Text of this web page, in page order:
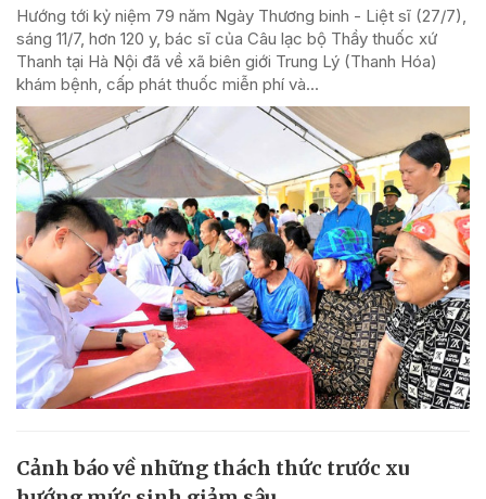
Hướng tới kỷ niệm 79 năm Ngày Thương binh - Liệt sĩ (27/7),
sáng 11/7, hơn 120 y, bác sĩ của Câu lạc bộ Thầy thuốc xứ
Thanh tại Hà Nội đã về xã biên giới Trung Lý (Thanh Hóa)
khám bệnh, cấp phát thuốc miễn phí và...
Cảnh báo về những thách thức trước xu